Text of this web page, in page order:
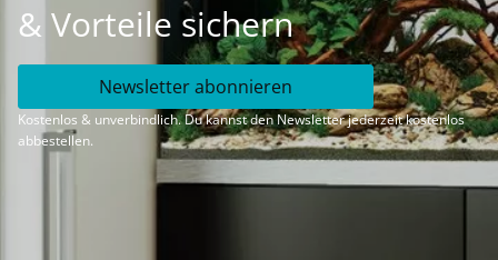
& Vorteile sichern
Newsletter abonnieren
Kostenlos & unverbindlich. Du kannst den Newsletter jederzeit kostenlos
abbestellen.